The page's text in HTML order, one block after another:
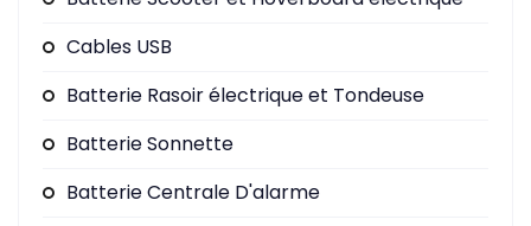
Cables USB
Batterie Rasoir électrique et Tondeuse
Batterie Sonnette
Batterie Centrale D'alarme